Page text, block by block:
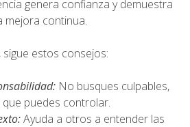
genera confianza y demuestra
mejora continua.
estos consejos:
No busques culpables,
puedes controlar.
Ayuda a otros a entender las